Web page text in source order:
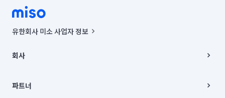
유한회사 미소 사업자 정보
00019 |
주소 | 본사: 서울특별시 종로구 율곡로 6(중학동, 트윈트리빌딩) B동 5층
컨택센터 : 서울특별시 종로구 수송동 율곡로 24, 7층, 8층 미소
회사
채용
파트너